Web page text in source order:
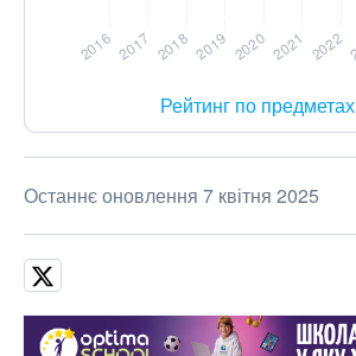
Рейтинг по предметах
Останнє оновлення 7 квітня 2025